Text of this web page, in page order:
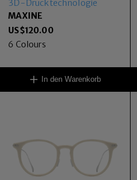
3D-Drucktechnologie
MAXINE
US$120.00
6 Colours
In den Warenkorb